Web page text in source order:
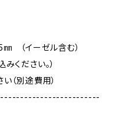
（イーゼル含む）
ください。）
（別途費用）